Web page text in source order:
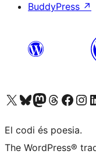
BuddyPress ↗
Visiteu el nostre compte X (abans Twitter)
Visiteu el nostre compte de Bluesky
Visiteu el nostre compte al
Visiteu el nostre compte de
Visiteu la nostra
Visiteu
El codi és poesia.
The WordPress®